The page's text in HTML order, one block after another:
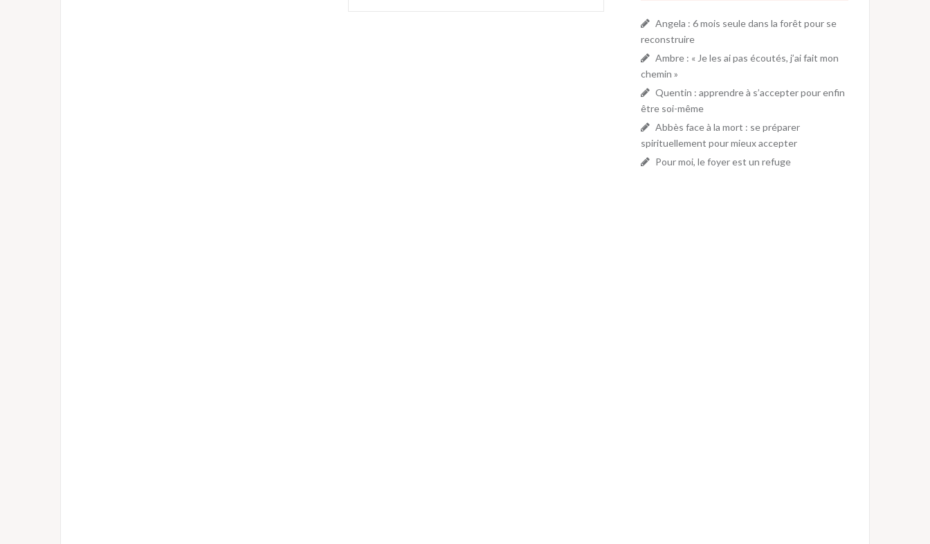
Angela : 6 mois seule dans la forêt pour se
reconstruire
Ambre : « Je les ai pas écoutés, j’ai fait mon
chemin »
Quentin : apprendre à s’accepter pour enfin
être soi-même
Abbès face à la mort : se préparer
spirituellement pour mieux accepter
Pour moi, le foyer est un refuge